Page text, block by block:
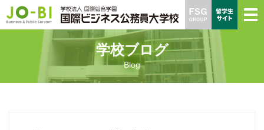
学校ブログ
Blog